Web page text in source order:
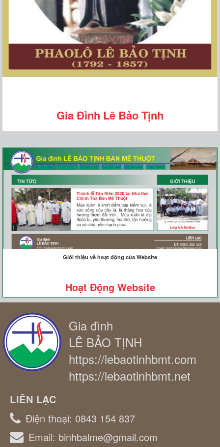
Gia Đình Lê Bảo Tịnh
Giới thiệu về hoạt động của Website
Hoạt Động Website
Gia đình
LÊ BẢO TỊNH
https://lebaotinhbmt.com
https://lebaotinhbmt.net
LIÊN LẠC
Điện thoại: 0843 154 837
Email: binhbalme@gmail.com